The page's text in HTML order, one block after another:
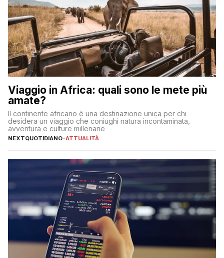
Viaggio in Africa: quali sono le mete più
amate?
Il continente africano è una destinazione unica per chi
desidera un viaggio che coniughi natura incontaminata,
avventura e culture millenarie
NEXTQUOTIDIANO-ATTUALITÀ